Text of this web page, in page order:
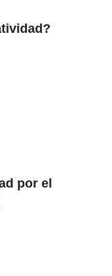
por el